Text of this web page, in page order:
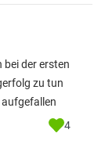
der ersten
zu tun
4